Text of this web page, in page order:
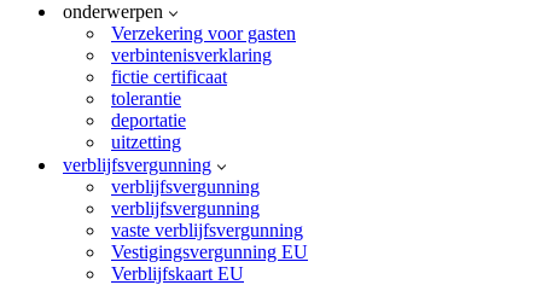
onderwerpen
Verzekering voor gasten
verbintenisverklaring
fictie certificaat
tolerantie
deportatie
uitzetting
verblijfsvergunning
verblijfsvergunning
verblijfsvergunning
vaste verblijfsvergunning
Vestigingsvergunning EU
Verblijfskaart EU